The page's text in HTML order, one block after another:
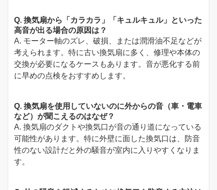
Q. 換気扇から「カラカラ」「キュルキュル」といった
高音が出る場合の原因は？
A. モーター軸のズレ、破損、または潤滑油不足などが
考えられます。特に古い換気扇に多く、修理や本体の
交換が必要になるケースもあります。音が悪化する前
に早めの点検をおすすめします。
Q. 換気扇を使用していないのに外からの音（車・電車
など）が聞こえるのはなぜ？
A. 換気扇のダクトや換気口が音の通り道になっている
可能性があります。特に外壁に面した換気口は、防音
性のない設計だと外の騒音が室内に入りやすくなりま
す。